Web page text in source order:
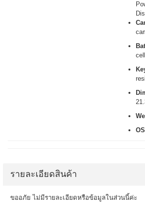
OS
รายละเอียดสินค้า
ขออภัย ไม่มีรายละเอียดหรือข้อมูลในส่วนนี้ค่ะ